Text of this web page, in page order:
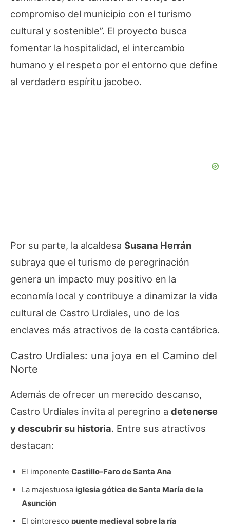
compromiso del municipio con el turismo
cultural y sostenible”. El proyecto busca
fomentar la hospitalidad, el intercambio
humano y el respeto por el entorno que define
al verdadero espíritu jacobeo.
Por su parte, la alcaldesa Susana Herrán
subraya que el turismo de peregrinación
genera un impacto muy positivo en la
economía local y contribuye a dinamizar la vida
cultural de Castro Urdiales, uno de los
enclaves más atractivos de la costa cantábrica.
Castro Urdiales: una joya en el Camino del
Norte
Además de ofrecer un merecido descanso,
Castro Urdiales invita al peregrino a detenerse
y descubrir su historia. Entre sus atractivos
destacan:
El imponente Castillo-Faro de Santa Ana
La majestuosa iglesia gótica de Santa María de la
Asunción
El pintoresco puente medieval sobre la ría